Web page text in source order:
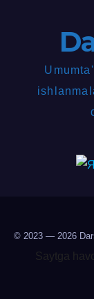
© 2023 — 2026
Saytga